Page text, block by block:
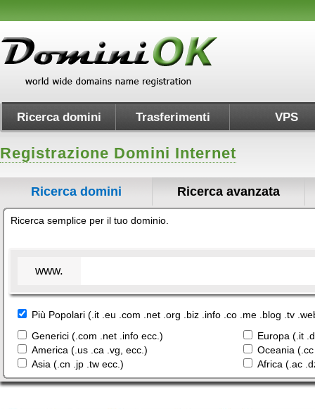
Ricerca domini Trasferimenti VPS
Registrazione Domini Internet
Ricerca domini Ricerca avanzata
Ricerca semplice per il tuo dominio.
www.
Più Popolari (.it .eu .com .net .org .biz .info .co .me .blog .tv
Generici (.com .net .info ecc.)
Europa (.it
America (.us .ca .vg, ecc.)
Oceania
Asia (.cn .jp .tw ecc.)
Africa (.ac